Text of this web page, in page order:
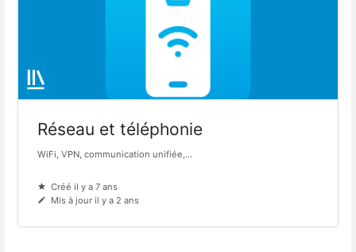
Réseau et téléphonie
WiFi, VPN, communication unifiée,...
Créé il y a 7 ans
Mis à jour il y a 2 ans